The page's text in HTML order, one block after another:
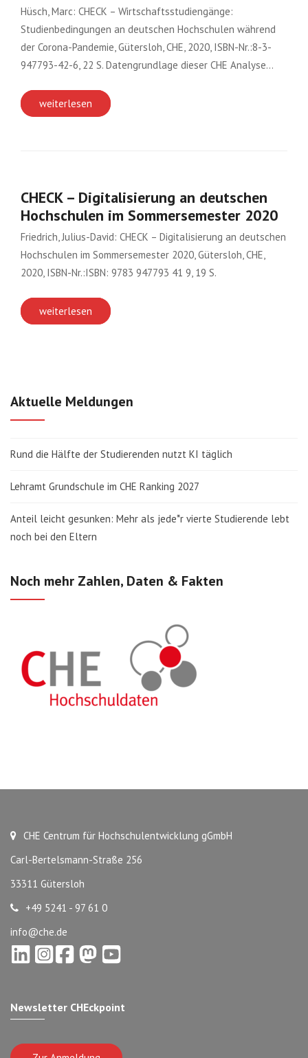
Hüsch, Marc: CHECK – Wirtschaftsstudiengänge:
Studienbedingungen an deutschen Hochschulen während
der Corona-Pandemie, Gütersloh, CHE, 2020, ISBN-Nr.:8-3-
947793-42-6, 22 S. Datengrundlage dieser CHE Analyse…
weiterlesen
CHECK – Digitalisierung an deutschen
Hochschulen im Sommersemester 2020
Friedrich, Julius-David: CHECK – Digitalisierung an deutschen
Hochschulen im Sommersemester 2020, Gütersloh, CHE,
2020, ISBN-Nr.:ISBN: 9783 947793 41 9, 19 S.
weiterlesen
Aktuelle Meldungen
Rund die Hälfte der Studierenden nutzt KI täglich
Lehramt Grundschule im CHE Ranking 2027
Anteil leicht gesunken: Mehr als jede*r vierte Studierende lebt
noch bei den Eltern
Noch mehr Zahlen, Daten & Fakten
CHE Centrum für Hochschulentwicklung gGmbH
Carl-Bertelsmann-Straße 256
33311 Gütersloh
+49 5241 - 97 61 0
info@che.de
Newsletter CHEckpoint